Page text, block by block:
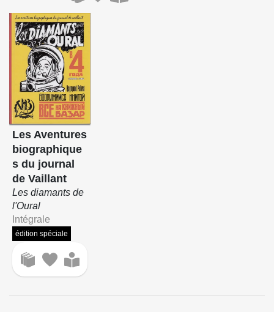
Les Aventures
biographique
s du journal
de Vaillant
Les diamants de
l'Oural
Intégrale
édition spéciale